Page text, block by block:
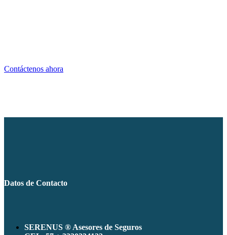
Contáctenos ahora
Datos de Contacto
SERENUS ® Asesores de Seguros